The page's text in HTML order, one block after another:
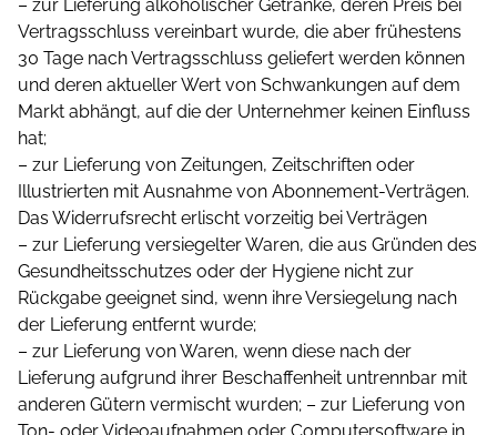
– zur Lieferung alkoholischer Getränke, deren Preis bei
Vertragsschluss vereinbart wurde, die aber frühestens
30 Tage nach Vertragsschluss geliefert werden können
und deren aktueller Wert von Schwankungen auf dem
Markt abhängt, auf die der Unternehmer keinen Einfluss
hat;
– zur Lieferung von Zeitungen, Zeitschriften oder
Illustrierten mit Ausnahme von Abonnement-Verträgen.
Das Widerrufsrecht erlischt vorzeitig bei Verträgen
– zur Lieferung versiegelter Waren, die aus Gründen des
Gesundheitsschutzes oder der Hygiene nicht zur
Rückgabe geeignet sind, wenn ihre Versiegelung nach
der Lieferung entfernt wurde;
– zur Lieferung von Waren, wenn diese nach der
Lieferung aufgrund ihrer Beschaffenheit untrennbar mit
anderen Gütern vermischt wurden; – zur Lieferung von